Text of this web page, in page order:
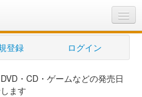
登録 ログイン
・CD・ゲームなどの発売日
ます